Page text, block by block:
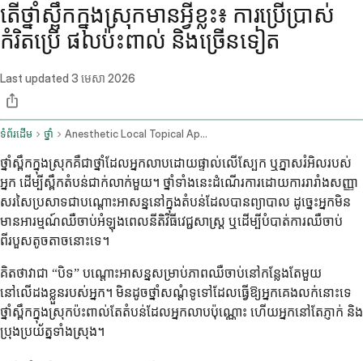
តើថ្នាំស្ពឹកក្នុងស្រុកមានអ្វីខ្លះ៖ ការប្រើប្រាស់
កំរិតប្រើ ផលប៉ះពាល់ និងច្រើនទៀត
Last updated 3 មេសា 2026
ទំព័រដើម ថ្នាំ Anesthetic Local Topical Application Route
ថ្នាំស្ពឹកក្នុងស្រុកគឺជាថ្នាំដែលអ្នកលាបដោយផ្ទាល់លើស្បែក ឬភ្នាសរំអិលរបស់
អ្នក ដើម្បីស្ពឹកតំបន់ជាក់លាក់មួយ។ ថ្នាំទាំងនេះដំណើរការដោយការរារាំងសញ្ញា
សរសៃប្រសាទជាបណ្តោះអាសន្ននៅក្នុងតំបន់ដែលបានព្យាបាល ដូច្នេះអ្នកមិន
មានអារម្មណ៍ឈឺចាប់អំឡុងពេលនីតិវិធីវេជ្ជសាស្ត្រ ឬដើម្បីបំបាត់ការឈឺចាប់
ពីរបួសតូចតាចនោះទេ។
គិតថាវាជា “បិទ” បណ្តោះអាសន្នសម្រាប់ភាពឈឺចាប់នៅកន្លែងតែមួយ
នៅលើដងខ្លួនរបស់អ្នក។ មិនដូចថ្នាំសណ្តំទូទៅដែលធ្វើឱ្យអ្នកគេងលក់នោះទេ
ថ្នាំស្ពឹកក្នុងស្រុកប៉ះពាល់តែតំបន់ដែលអ្នកលាបប៉ុណ្ណោះ ហើយអ្នកនៅតែភ្ញាក់ និង
ប្រុងប្រយ័ត្នទាំងស្រុង។